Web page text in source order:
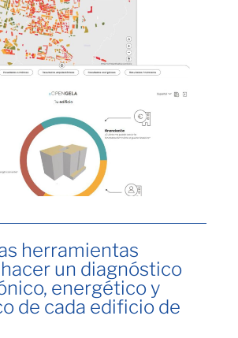
herramientas
un diagnóstico
energético y
de cada edificio de